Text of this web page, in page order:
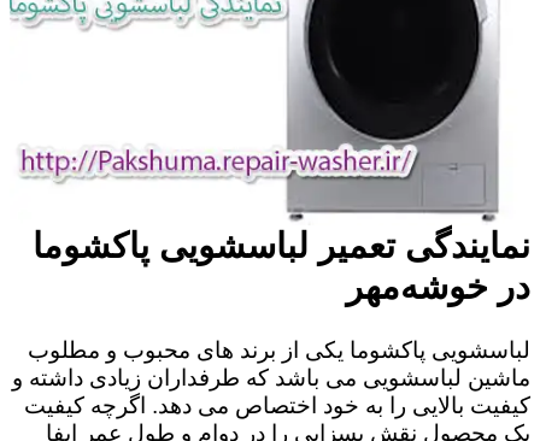
نمایندگی تعمیر لباسشویی پاکشوما
در خوشه‌مهر
لباسشویی پاکشوما یکی از برند های محبوب و مطلوب
ماشین لباسشویی می باشد که طرفداران زیادی داشته و
کیفیت بالایی را به خود اختصاص می دهد. اگرچه کیفیت
یک محصول نقش بسزایی را در دوام و طول عمر ایفا